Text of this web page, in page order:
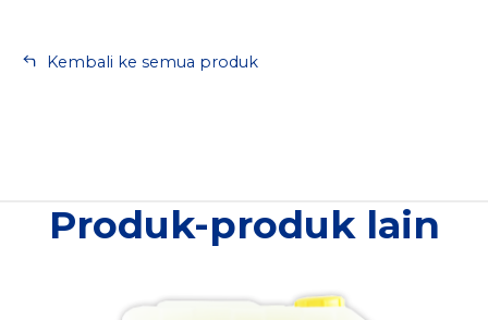
Kembali ke semua produk
Produk-produk lain